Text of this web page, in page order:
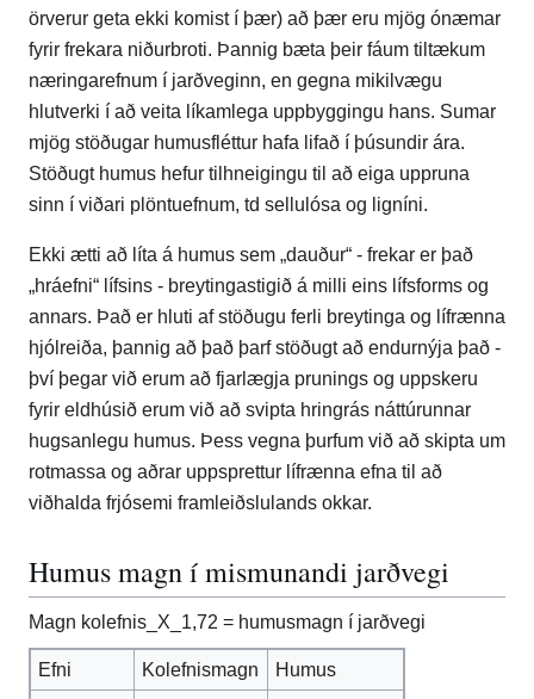
örverur geta ekki komist í þær) að þær eru mjög ónæmar
fyrir frekara niðurbroti. Þannig bæta þeir fáum tiltækum
næringarefnum í jarðveginn, en gegna mikilvægu
hlutverki í að veita líkamlega uppbyggingu hans. Sumar
mjög stöðugar humusfléttur hafa lifað í þúsundir ára.
Stöðugt humus hefur tilhneigingu til að eiga uppruna
sinn í viðari plöntuefnum, td sellulósa og ligníni.
Ekki ætti að líta á humus sem „dauður“ - frekar er það
„hráefni“ lífsins - breytingastigið á milli eins lífsforms og
annars. Það er hluti af stöðugu ferli breytinga og lífrænna
hjólreiða, þannig að það þarf stöðugt að endurnýja það -
því þegar við erum að fjarlægja prunings og uppskeru
fyrir eldhúsið erum við að svipta hringrás náttúrunnar
hugsanlegu humus. Þess vegna þurfum við að skipta um
rotmassa og aðrar uppsprettur lífrænna efna til að
viðhalda frjósemi framleiðslulands okkar.
Humus magn í mismunandi jarðvegi
Magn kolefnis_X_1,72 = humusmagn í jarðvegi
Efni Kolefnismagn
Humus